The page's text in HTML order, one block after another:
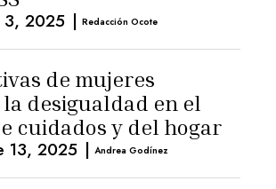
3, 2025 | Redacción Ocote
de mujeres
desigualdad en el
cuidados y del hogar
13, 2025 | Andrea Godínez